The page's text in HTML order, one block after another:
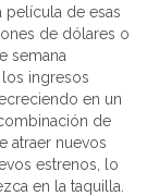
película de esas
de dólares o
semana
ingresos
en un
de
atraer nuevos
estrenos, lo
en la taquilla.